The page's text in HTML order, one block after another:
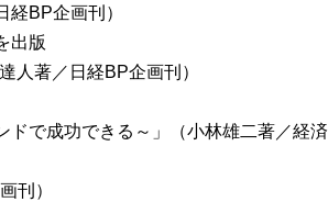
経BP企画刊）
出版
人著／日経BP企画刊）
ドで成功できる～」（小林雄二著／経済
刊）